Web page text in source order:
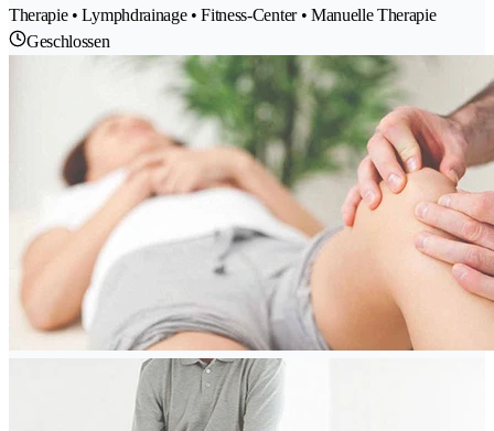
Therapie • Lymphdrainage • Fitness-Center • Manuelle Therapie
Geschlossen